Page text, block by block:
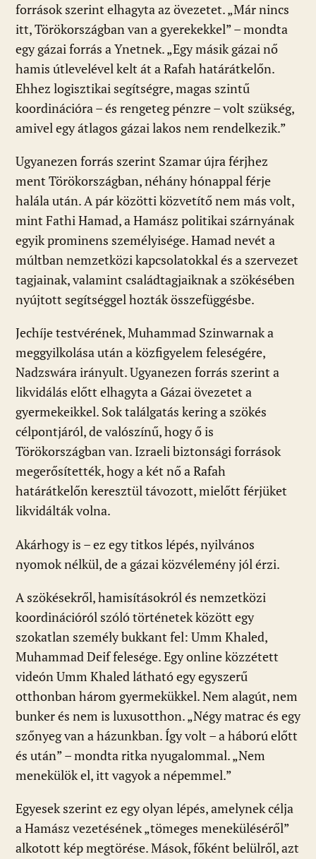
források szerint elhagyta az övezetet. „Már nincs
itt, Törökországban van a gyerekekkel” – mondta
egy gázai forrás a Ynetnek. „Egy másik gázai nő
hamis útlevelével kelt át a Rafah határátkelőn.
Ehhez logisztikai segítségre, magas szintű
koordinációra – és rengeteg pénzre – volt szükség,
amivel egy átlagos gázai lakos nem rendelkezik.”
Ugyanezen forrás szerint Szamar újra férjhez
ment Törökországban, néhány hónappal férje
halála után. A pár közötti közvetítő nem más volt,
mint Fathi Hamad, a Hamász politikai szárnyának
egyik prominens személyisége. Hamad nevét a
múltban nemzetközi kapcsolatokkal és a szervezet
tagjainak, valamint családtagjaiknak a szökésében
nyújtott segítséggel hozták összefüggésbe.
Jechíje testvérének, Muhammad Szinwarnak a
meggyilkolása után a közfigyelem feleségére,
Nadzswára irányult. Ugyanezen forrás szerint a
likvidálás előtt elhagyta a Gázai övezetet a
gyermekeikkel. Sok találgatás kering a szökés
célpontjáról, de valószínű, hogy ő is
Törökországban van. Izraeli biztonsági források
megerősítették, hogy a két nő a Rafah
határátkelőn keresztül távozott, mielőtt férjüket
likvidálták volna.
Akárhogy is – ez egy titkos lépés, nyilvános
nyomok nélkül, de a gázai közvélemény jól érzi.
A szökésekről, hamisításokról és nemzetközi
koordinációról szóló történetek között egy
szokatlan személy bukkant fel: Umm Khaled,
Muhammad Deif felesége. Egy online közzétett
videón Umm Khaled látható egy egyszerű
otthonban három gyermekükkel. Nem alagút, nem
bunker és nem is luxusotthon. „Négy matrac és egy
szőnyeg van a házunkban. Így volt – a háború előtt
és után” – mondta ritka nyugalommal. „Nem
menekülök el, itt vagyok a népemmel.”
Egyesek szerint ez egy olyan lépés, amelynek célja
a Hamász vezetésének „tömeges meneküléséről”
alkotott kép megtörése. Mások, főként belülről, azt